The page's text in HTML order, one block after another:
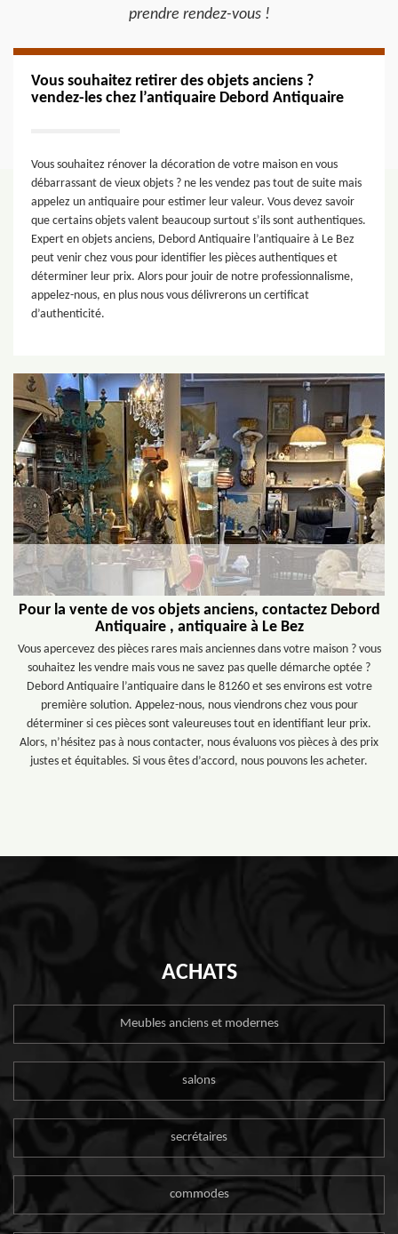
prendre rendez-vous !
Vous souhaitez retirer des objets anciens ?
vendez-les chez l’antiquaire Debord Antiquaire
Vous souhaitez rénover la décoration de votre maison en vous
débarrassant de vieux objets ? ne les vendez pas tout de suite mais
appelez un antiquaire pour estimer leur valeur. Vous devez savoir
que certains objets valent beaucoup surtout s’ils sont authentiques.
Expert en objets anciens, Debord Antiquaire l’antiquaire à Le Bez
peut venir chez vous pour identifier les pièces authentiques et
déterminer leur prix. Alors pour jouir de notre professionnalisme,
appelez-nous, en plus nous vous délivrerons un certificat
d’authenticité.
Pour la vente de vos objets anciens, contactez Debord
Antiquaire , antiquaire à Le Bez
Vous apercevez des pièces rares mais anciennes dans votre maison ? vous
souhaitez les vendre mais vous ne savez pas quelle démarche optée ?
Debord Antiquaire l’antiquaire dans le 81260 et ses environs est votre
première solution. Appelez-nous, nous viendrons chez vous pour
déterminer si ces pièces sont valeureuses tout en identifiant leur prix.
Alors, n’hésitez pas à nous contacter, nous évaluons vos pièces à des prix
justes et équitables. Si vous êtes d’accord, nous pouvons les acheter.
ACHATS
Meubles anciens et modernes
salons
secrétaires
commodes